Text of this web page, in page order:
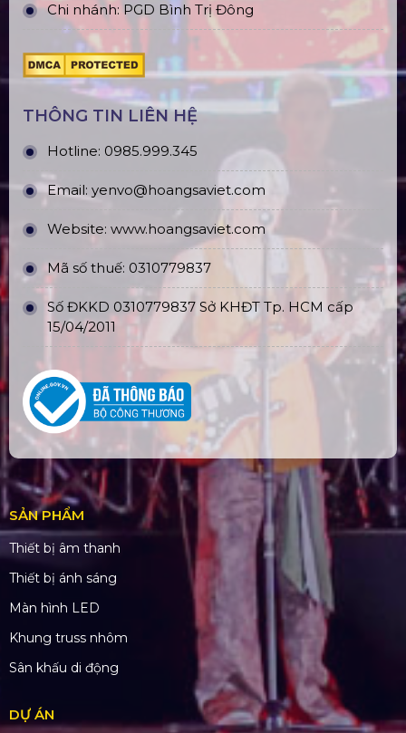
Chi nhánh: PGD Bình Trị Đông
THÔNG TIN LIÊN HỆ
Hotline: 0985.999.345
Email: yenvo@hoangsaviet.com
Website: www.hoangsaviet.com
Mã số thuế: 0310779837
Số ĐKKD 0310779837 Sở KHĐT Tp. HCM cấp
15/04/2011
SẢN PHẨM
Thiết bị âm thanh
Thiết bị ánh sáng
Màn hình LED
Khung truss nhôm
Sân khấu di động
DỰ ÁN